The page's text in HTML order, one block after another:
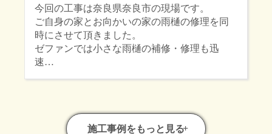
今回の工事は奈良県奈良市の現場です。
ご自身の家とお向かいの家の雨樋の修理を同
時にさせて頂きました。
ゼファンでは小さな雨樋の補修・修理も迅
速…
施工事例をもっと見る